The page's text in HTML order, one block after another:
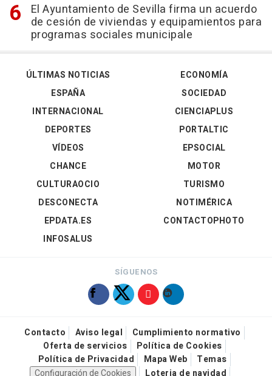
El Ayuntamiento de Sevilla firma un acuerdo
de cesión de viviendas y equipamientos para
programas sociales municipale
ÚLTIMAS NOTICIAS
ESPAÑA
INTERNACIONAL
DEPORTES
VÍDEOS
ECONOMÍA
SOCIEDAD
CIENCIAPLUS
PORTALTIC
EPSOCIAL
CHANCE
CULTURAOCIO
DESCONECTA
EPDATA.ES
INFOSALUS
MOTOR
TURISMO
NOTIMÉRICA
CONTACTOPHOTO
SÍGUENOS
Contacto Aviso legal
Cumplimiento normativo
Oferta de servicios
Política de Cookies
Política de Privacidad
Mapa Web
Temas
Configuración de Cookies
Loteria de navidad